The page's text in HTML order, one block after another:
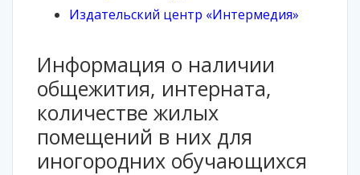
Издательский центр «Интермедия»
Информация о наличии
общежития, интерната,
количестве жилых
помещений в них для
иногородних обучающихся